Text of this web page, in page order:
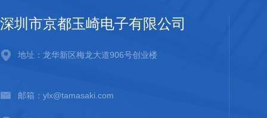
深圳市京都玉崎电子有限公司
地址：龙华新区梅龙大道906号创业楼
邮箱：ylx@tamasaki.com